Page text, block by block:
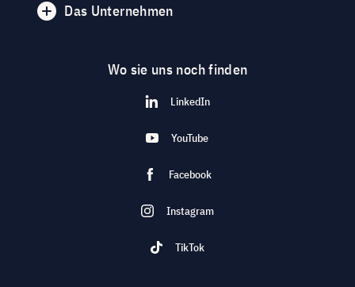
Das Unternehmen
Wo sie uns noch finden
LinkedIn
YouTube
Facebook
Instagram
TikTok